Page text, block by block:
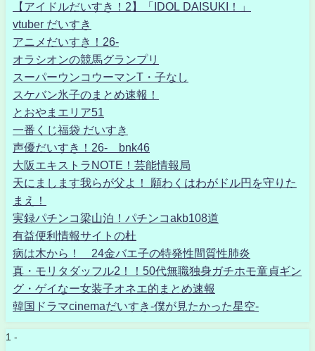
【アイドルだいすき！2】「IDOL DAISUKI！」
vtuber だいすき
アニメだいすき！26-
オラシオンの競馬グランプリ
スーパーウンコウーマンT・子なし
スケバン氷子のまとめ速報！
とおやまエリア51
一番くじ福袋 だいすき
声優だいすき！26- bnk46
大阪エキストラNOTE！芸能情報局
天にまします我らが父よ！ 願わくはわがドル円を守りた
まえ！
実録パチンコ梁山泊！パチンコakb108道
有益便利情報サイトの杜
病は木から！ 24金バエ子の特発性間質性肺炎
真・モリタダッフル2！！50代無職独身ガチホモ童貞ギン
グ・ゲイなー女装子オネエ的まとめ速報
韓国ドラマcinemaだいすき-僕が見たかった星空-
1 -